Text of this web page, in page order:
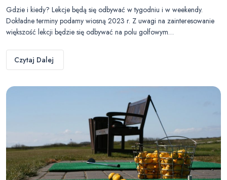
Gdzie i kiedy? Lekcje będą się odbywać w tygodniu i w weekendy.
Dokładne terminy podamy wiosną 2023 r. Z uwagi na zainteresowanie
większość lekcji będzie się odbywać na polu golfowym…
Czytaj Dalej